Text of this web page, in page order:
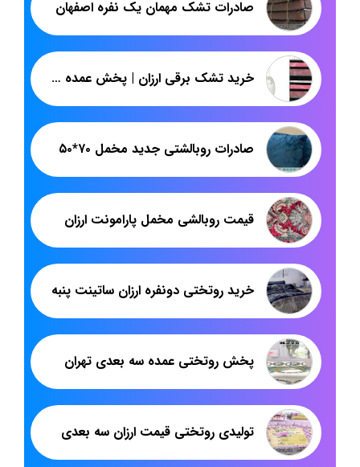
صادرات تشک مهمان یک نفره اصفهان
خرید تشک برقی ارزان | پخش عمده تشک بهتاب | پاندا
صادرات روبالشتی جدید مخمل ۷۰*۵۰
قیمت روبالشی مخمل پارامونت ارزان
خرید روتختی دونفره ارزان ساتینت پنبه
پخش روتختی عمده سه بعدی تهران
تولیدی روتختی قیمت ارزان سه بعدی